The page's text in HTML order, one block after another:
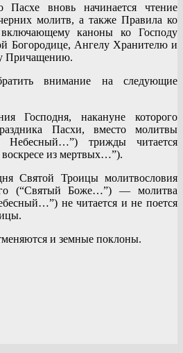
вновь начинается чтение
молитв, а также Правила ко
каноны ко Господу
Богородице, Ангелу Хранителю и
Причащению.
внимание на следующие
Господня, накануне которого
Пасхи, вместо молитвы
трижды читается
из мертвых…”).
Святой Троицы молитвословия
(“Святый Боже…”) — молитва
не читается и не поется
и земные поклоны.